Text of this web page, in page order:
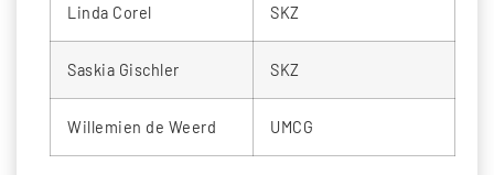
Linda Corel SKZ
Saskia Gischler SKZ
Willemien de Weerd UMCG